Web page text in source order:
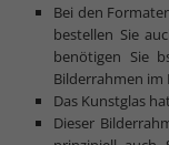
Bei den
bestellen Sie
benötigen Sie
Bilderrahmen im
Das Kunstglas
Dieser